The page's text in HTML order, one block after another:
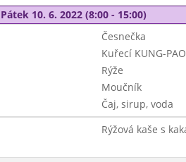
Pátek 10. 6. 2022 (8:00 - 15:00)
Česnečka
Kuřecí KUNG-PAO
Rýže
Moučník
Čaj, sirup, voda
Rýžová kaše s